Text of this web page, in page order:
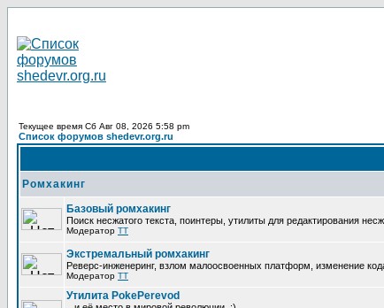
Текущее время Сб Авг 08, 2026 5:58 pm
Список форумов shedevr.org.ru
Ромхакинг
Базовый ромхакинг
Поиск несжатого текста, поинтеры, утилиты для редактирования
Модератор TT
Экстремальный ромхакинг
Реверс-инженеринг, взлом малоосвоенных платформ, изменение
Модератор TT
Утилита PokePerevod